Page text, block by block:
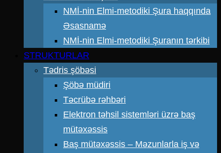
NMİ-nin Elmi-metodiki Şura haqqında
Əsasnamə
NMİ-nin Elmi-metodiki Şuranın tərkibi
STRUKTURLAR
Tədris şöbəsi
Şöbə müdiri
Təcrübə rəhbəri
Elektron təhsil sistemləri üzrə baş
mütəxəssis
Baş mütəxəssis – Məzunlarla iş və